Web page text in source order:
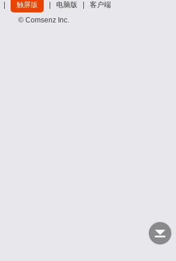
触屏版 电脑版
客户端
© Comsenz Inc.